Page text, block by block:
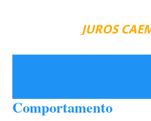
JUROS
Comportamento